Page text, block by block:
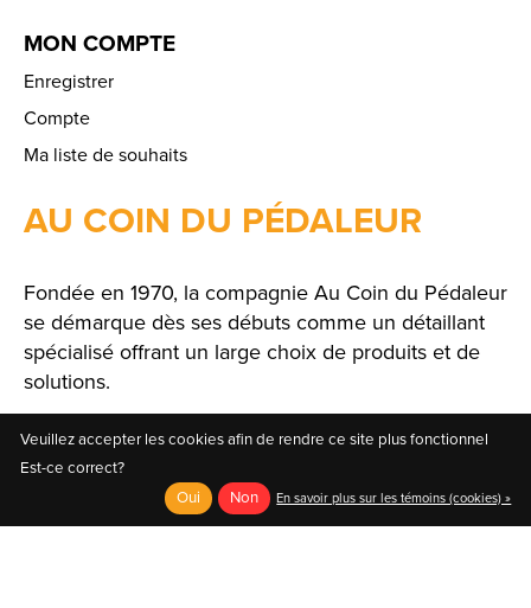
MON COMPTE
Enregistrer
Compte
Ma liste de souhaits
AU COIN DU PÉDALEUR
Fondée en 1970, la compagnie Au Coin du Pédaleur
se démarque dès ses débuts comme un détaillant
spécialisé offrant un large choix de produits et de
solutions.
Veuillez accepter les cookies afin de rendre ce site plus fonctionnel
Est-ce correct?
Oui
Non En savoir plus sur les témoins (cookies) »